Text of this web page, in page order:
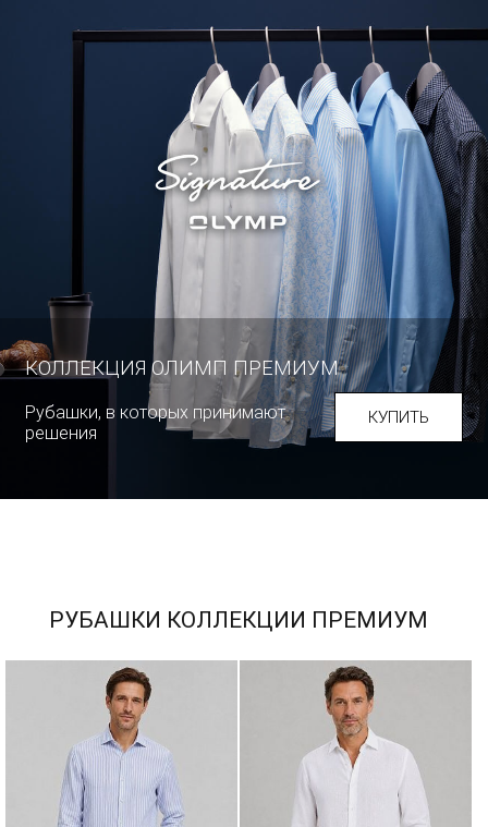
КОЛЛЕКЦИЯ ОЛИМП ПРЕМИУМ
Рубашки, в которых принимают
решения
КУПИТЬ
РУБАШКИ КОЛЛЕКЦИИ ПРЕМИУМ